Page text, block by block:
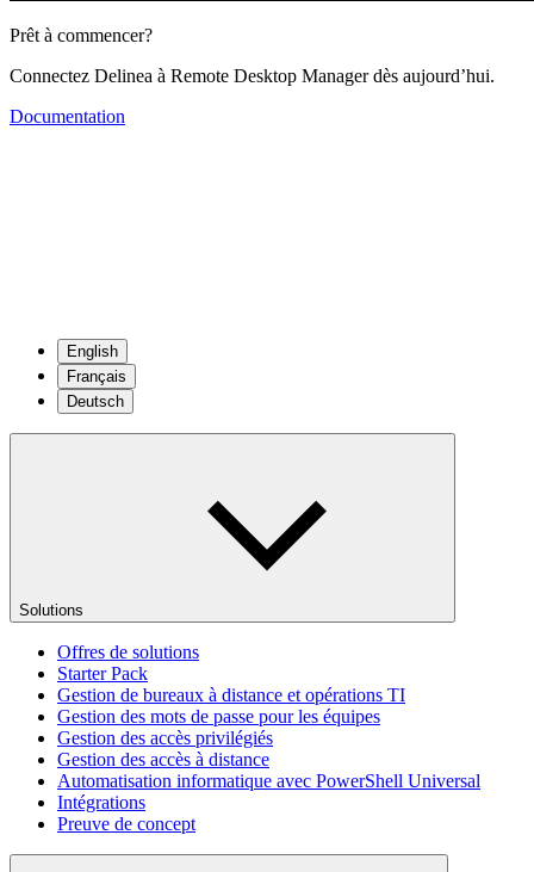
Prêt à commencer?
Connectez Delinea à Remote Desktop Manager dès aujourd’hui.
Documentation
English
Français
Deutsch
Solutions
Offres de solutions
Starter Pack
Gestion de bureaux à distance et opérations TI
Gestion des mots de passe pour les équipes
Gestion des accès privilégiés
Gestion des accès à distance
Automatisation informatique avec PowerShell Universal
Intégrations
Preuve de concept